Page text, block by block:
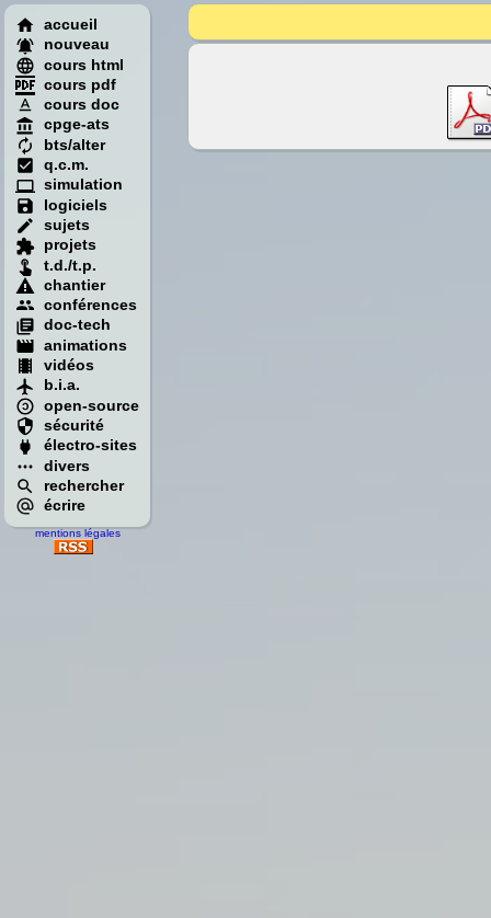
accueil
nouveau
cours html
cours pdf
cours doc
cpge-ats
bts/alter
q.c.m.
simulation
logiciels
sujets
projets
t.d./t.p.
chantier
conférences
doc-tech
animations
vidéos
b.i.a.
open-source
sécurité
électro-sites
divers
rechercher
écrire
mentions légales